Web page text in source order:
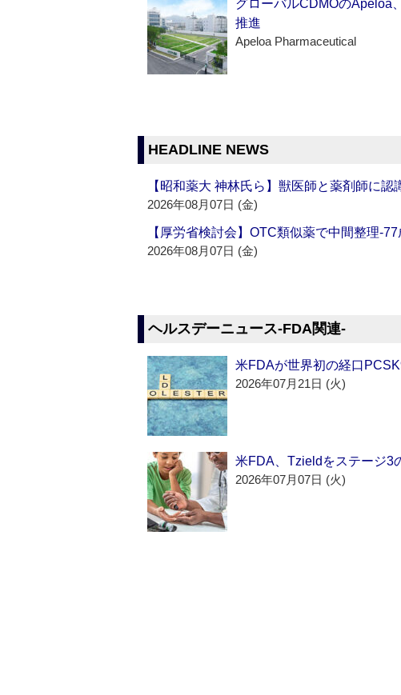
グローバルCDMOのApeloa
推進
Apeloa Pharmaceutical
HEADLINE NEWS
【昭和薬大 神林氏ら】獣医師と薬剤師に認
2026年08月07日 (金)
【厚労省検討会】OTC類似薬で中間整理
2026年08月07日 (金)
ヘルスデーニュース‐FDA関連‐
米FDAが世界初の経口
2026年07月21日 (火)
米FDA、Tzieldをステージ3
2026年07月07日 (火)